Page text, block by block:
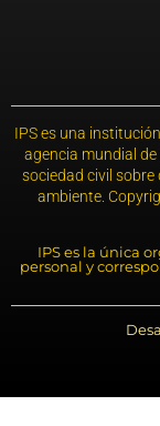
IPS es una
agencia mundial
sociedad civil
ambiente.
IPS es la única
personal y